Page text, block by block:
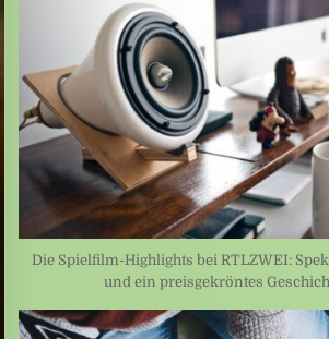
Die Spielfilm-Highlights bei RTLZWEI:
und ein preisgekröntes